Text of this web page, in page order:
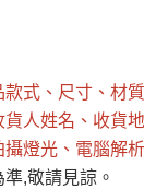
款式、尺寸、材質
貨人姓名、收貨
攝燈光、電腦解
,敬請見諒。
，網頁無法及時
「現貨」與 「
有異常，商家
全部